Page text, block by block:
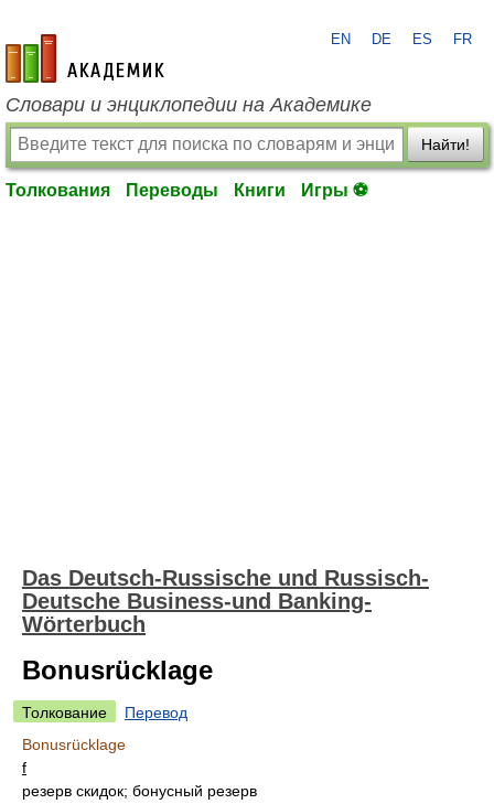
academic.ru
EN DE ES FR
Словари и энциклопедии на Академике
Найти!
Толкования Переводы Книги Игры ⚽
Das Deutsch-Russische und Russisch-
Deutsche Business-und Banking-
Wörterbuch
Bonusrücklage
Толкование
Перевод
Bonusrücklage
f
резерв скидок; бонусный резерв